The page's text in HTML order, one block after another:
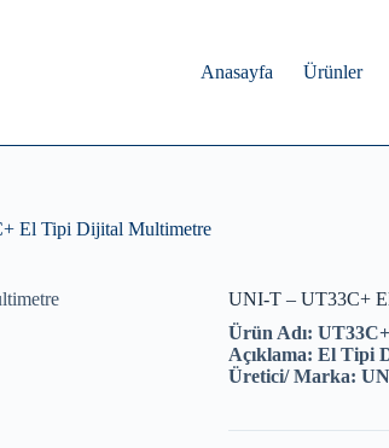
Anasayfa
Ürünler
El Tipi Dijital Multimetre
UNI-T – UT33C+
Ürün Adı: UT33C+
Açıklama: El Tipi
Üretici/ Marka: